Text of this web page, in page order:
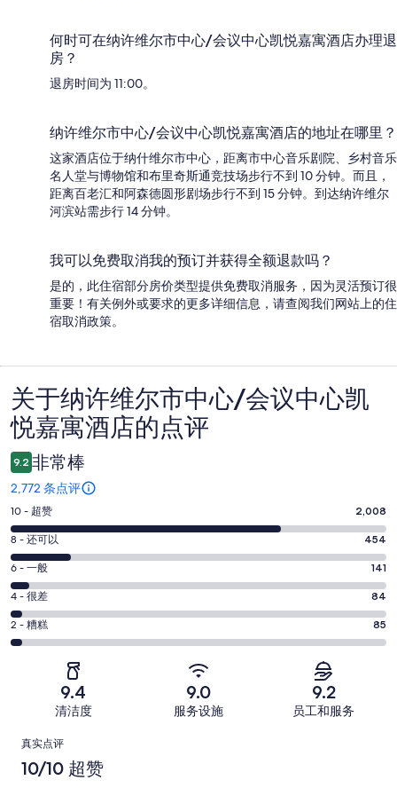
何时可在纳许维尔市中心/会议中心凯悦嘉寓酒店办理退
房？
退房时间为 11:00。
纳许维尔市中心/会议中心凯悦嘉寓酒店的地址在哪里？
这家酒店位于纳什维尔市中心，距离市中心音乐剧院、乡村音乐
名人堂与博物馆和布里奇斯通竞技场步行不到 10 分钟。而且，
距离百老汇和阿森德圆形剧场步行不到 15 分钟。到达纳许维尔
河滨站需步行 14 分钟。
我可以免费取消我的预订并获得全额退款吗？
是的，此住宿部分房价类型提供免费取消服务，因为灵活预订很
重要！有关例外或要求的更多详细信息，请查阅我们网站上的住
宿取消政策。
点
评
关于纳许维尔市中心/会议中心凯
悦嘉寓酒店的点评
9.2 非常棒
2,772 条点评
10
分
-
超
赞。
2008
条
好
条
点
10 - 超赞 2,008
8
分
-
还
可
以。
有
2772
8 - 还可以 454
6
分
-
一
般。
共
有
2772
6 - 一般 141
4
分
-
评，
共
4 - 很差 84
2
分
条
好
评，
2 - 糟糕 85
9.4
清洁度
9.0
服务设施
9.2
员工和服务
点
评
真实点评
10/10 超赞